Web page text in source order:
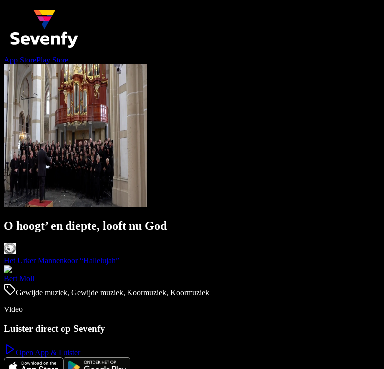
App StorePlay Store
O hoogt’ en diepte, looft nu God
Het Urker Mannenkoor “Hallelujah”
Bert Moll
Gewijde muziek, Gewijde muziek, Koormuziek, Koormuziek
Video
Luister direct op Sevenfy
Open App & Luister